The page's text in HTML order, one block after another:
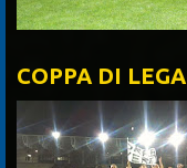
COPPA DI